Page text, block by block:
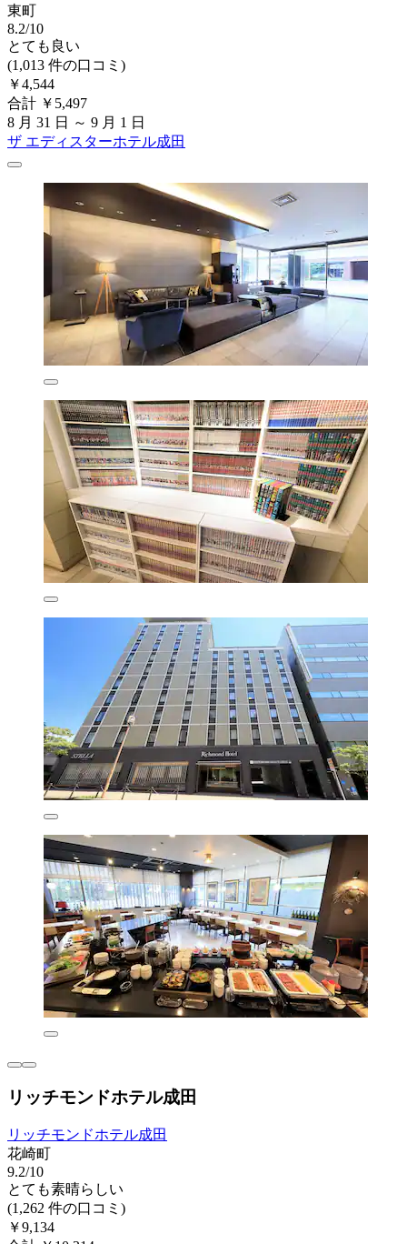
東町
8.2/10
とても良い
(1,013 件の口コミ)
￥4,544
合計 ￥5,497
8 月 31 日 ～ 9 月 1 日
ザ エディスターホテル成田
リッチモンドホテル成田
リッチモンドホテル成田
花崎町
9.2/10
とても素晴らしい
(1,262 件の口コミ)
￥9,134